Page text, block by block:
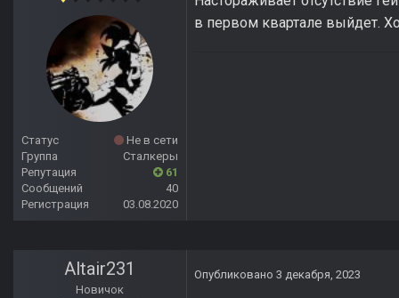
Статус
Не в сети
Группа
Сталкеры
Репутация
61
Сообщений
40
Регистрация
03.08.2020
в первом квартале выйдет.
Altair231
Новичок
Опубликовано 3 декабря, 2023